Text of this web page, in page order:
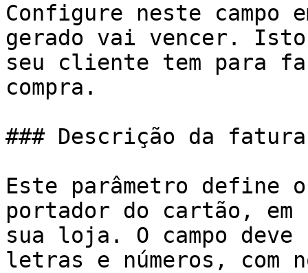
Configure neste campo
gerado vai vencer.
seu cliente tem para
compra.
### Descrição da fatura
Este parâmetro define
portador do cartão, em
sua loja. O campo deve
letras e números, com